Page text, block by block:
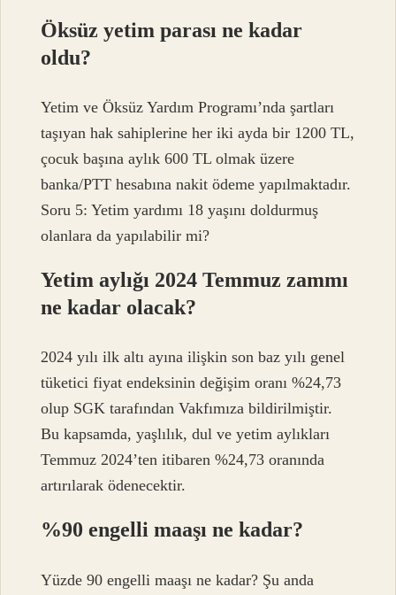
Öksüz yetim parası ne kadar
oldu?
Yetim ve Öksüz Yardım Programı’nda şartları
taşıyan hak sahiplerine her iki ayda bir 1200 TL,
çocuk başına aylık 600 TL olmak üzere
banka/PTT hesabına nakit ödeme yapılmaktadır.
Soru 5: Yetim yardımı 18 yaşını doldurmuş
olanlara da yapılabilir mi?
Yetim aylığı 2024 Temmuz zammı
ne kadar olacak?
2024 yılı ilk altı ayına ilişkin son baz yılı genel
tüketici fiyat endeksinin değişim oranı %24,73
olup SGK tarafından Vakfımıza bildirilmiştir.
Bu kapsamda, yaşlılık, dul ve yetim aylıkları
Temmuz 2024’ten itibaren %24,73 oranında
artırılarak ödenecektir.
%90 engelli maaşı ne kadar?
Yüzde 90 engelli maaşı ne kadar? Şu anda